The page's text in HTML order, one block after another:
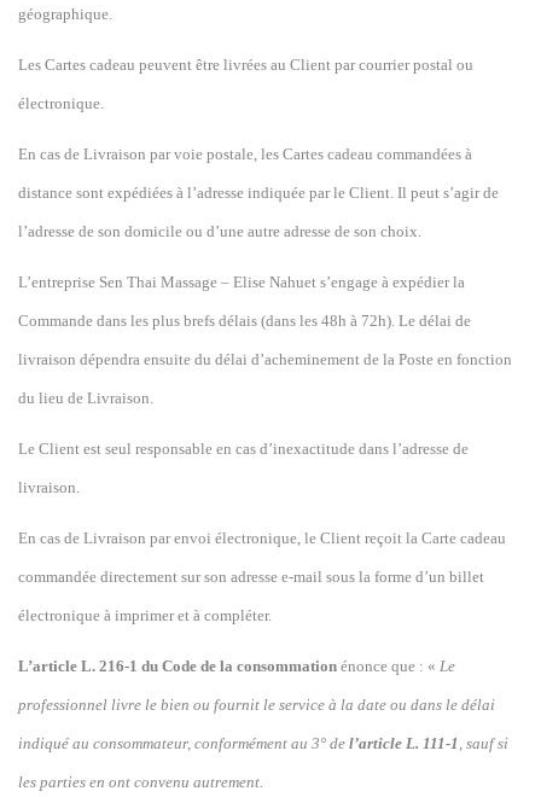
géographique.
Les Cartes cadeau peuvent être livrées au Client par courrier postal ou
électronique.
En cas de Livraison par voie postale, les Cartes cadeau commandées à
distance sont expédiées à l’adresse indiquée par le Client. Il peut s’agir de
l’adresse de son domicile ou d’une autre adresse de son choix.
L’entreprise Sen Thai Massage – Elise Nahuet s’engage à expédier la
Commande dans les plus brefs délais (dans les 48h à 72h). Le délai de
livraison dépendra ensuite du délai d’acheminement de la Poste en fonction
du lieu de Livraison.
Le Client est seul responsable en cas d’inexactitude dans l’adresse de
livraison.
En cas de Livraison par envoi électronique, le Client reçoit la Carte cadeau
commandée directement sur son adresse e-mail sous la forme d’un billet
électronique à imprimer et à compléter.
L’article L. 216-1 du Code de la consommation énonce que : « Le
professionnel livre le bien ou fournit le service à la date ou dans le délai
indiqué au consommateur, conformément au 3° de l’article L. 111-1 , sauf si
les parties en ont convenu autrement.